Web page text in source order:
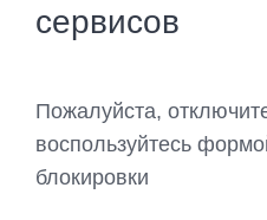
сервисов
Пожалуйста,
воспользуйтесь
блокировки